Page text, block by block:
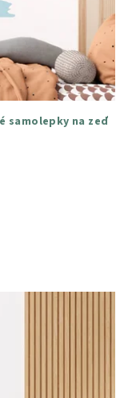
samolepky na zeď